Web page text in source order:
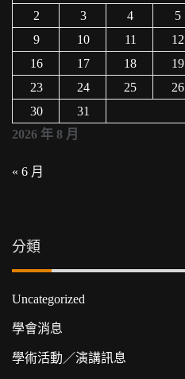
2026 年 8 月
2
3 4 5
9
10 11 12
16
17 18 19
23
24 25 26
30
31
« 6 月
分類
Uncategorized
學會消息
學術活動／演講訊息